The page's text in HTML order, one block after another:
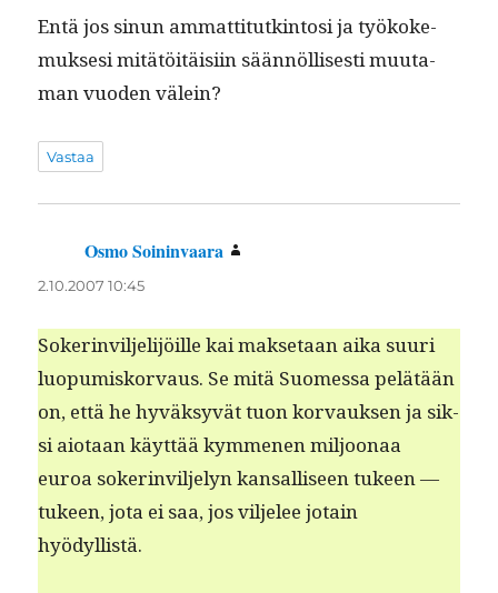
Entä jos sin­un ammat­ti­tutk­in­tosi ja työkoke­
muk­sesi mitätöitäisi­in sään­nöl­lis­es­ti muu­ta­
man vuo­den välein?
Vastaa
Osmo Soininvaara
2.10.2007 10:45
Sok­er­invil­jeli­jöille kai mak­se­taan aika suuri
luop­umisko­r­vaus. Se mitä Suomes­sa pelätään
on, että he hyväksyvät tuon kor­vauk­sen ja sik­
si aio­taan käyt­tää kymme­nen miljoon­aa
euroa sok­er­invil­je­lyn kansal­liseen tukeen —
tukeen, jota ei saa, jos vil­jelee jotain
hyödyllistä.